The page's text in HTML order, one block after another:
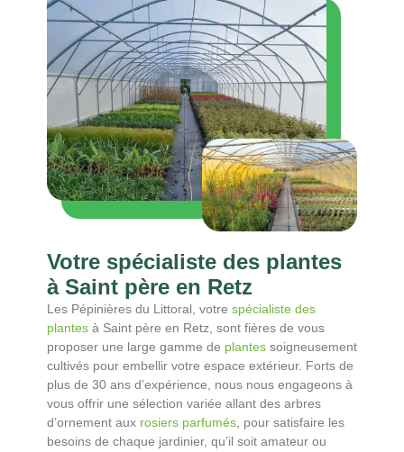
Votre spécialiste des plantes
à Saint père en Retz
Les Pépinières du Littoral, votre spécialiste des
plantesà Saint père en Retz, sont fières de vous
proposer une large gamme de plantessoigneusement
cultivés pour embellir votre espace extérieur. Forts de
plus de 30 ans d’expérience, nous nous engageons à
vous offrir une sélection variée allant des arbres
d’ornement aux rosiers parfumés, pour satisfaire les
besoins de chaque jardinier, qu’il soit amateur ou